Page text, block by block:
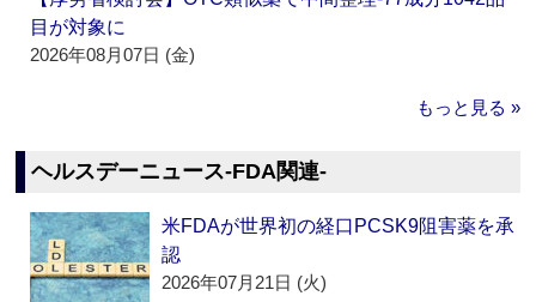
目が対象に
2026年08月07日 (金)
もっと見る »
ヘルスデーニュース‐FDA関連‐
米FDAが世界初の経口PCSK9阻害薬を承
認
2026年07月21日 (火)